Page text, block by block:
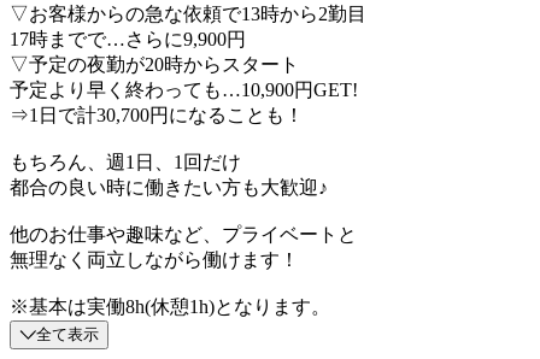
▽お客様からの急な依頼で13時から2勤目
17時までで…さらに9,900円
▽予定の夜勤が20時からスタート
予定より早く終わっても…10,900円GET!
⇒1日で計30,700円になることも！
もちろん、週1日、1回だけ
都合の良い時に働きたい方も大歓迎♪
他のお仕事や趣味など、プライベートと
無理なく両立しながら働けます！
※基本は実働8h(休憩1h)となります。
全て表示